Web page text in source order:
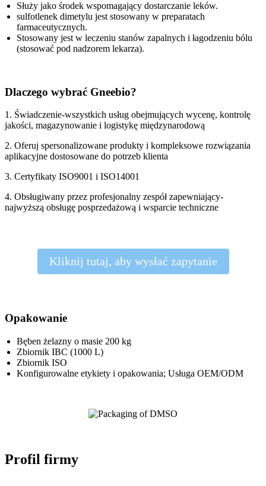
Służy jako środek wspomagający dostarczanie leków.
sulfotlenek dimetylu jest stosowany w preparatach
farmaceutycznych.
Stosowany jest w leczeniu stanów zapalnych i łagodzeniu bólu
(stosować pod nadzorem lekarza).
Dlaczego wybrać Gneebio?
1. Świadczenie-wszystkich usług obejmujących wycenę, kontrolę
jakości, magazynowanie i logistykę międzynarodową
2. Oferuj spersonalizowane produkty i kompleksowe rozwiązania
aplikacyjne dostosowane do potrzeb klienta
3. Certyfikaty ISO9001 i ISO14001
4. Obsługiwany przez profesjonalny zespół zapewniający-
najwyższą obsługę posprzedażową i wsparcie techniczne
Kliknij tutaj, aby wysłać zapytanie
Opakowanie
Bęben żelazny o masie 200 kg
Zbiornik IBC (1000 L)
Zbiornik ISO
Konfigurowalne etykiety i opakowania; Usługa OEM/ODM
Profil firmy